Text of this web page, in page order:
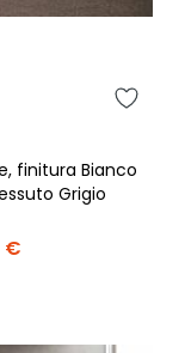
finitura Bianco
Grigio
€